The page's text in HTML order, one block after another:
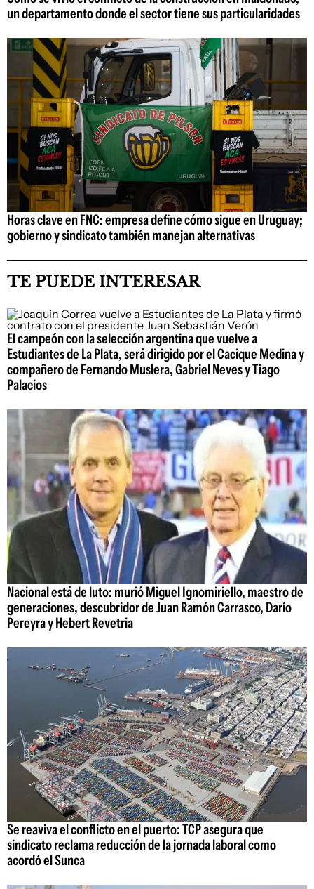
un departamento donde el sector tiene sus particularidades
Horas clave en FNC: empresa define cómo sigue en Uruguay;
gobierno y sindicato también manejan alternativas
TE PUEDE INTERESAR
El campeón con la selección argentina que vuelve a
Estudiantes de La Plata, será dirigido por el Cacique Medina y
compañero de Fernando Muslera, Gabriel Neves y Tiago
Palacios
Nacional está de luto: murió Miguel Ignomiriello, maestro de
generaciones, descubridor de Juan Ramón Carrasco, Darío
Pereyra y Hebert Revetria
Se reaviva el conflicto en el puerto: TCP asegura que
sindicato reclama reducción de la jornada laboral como
acordó el Sunca